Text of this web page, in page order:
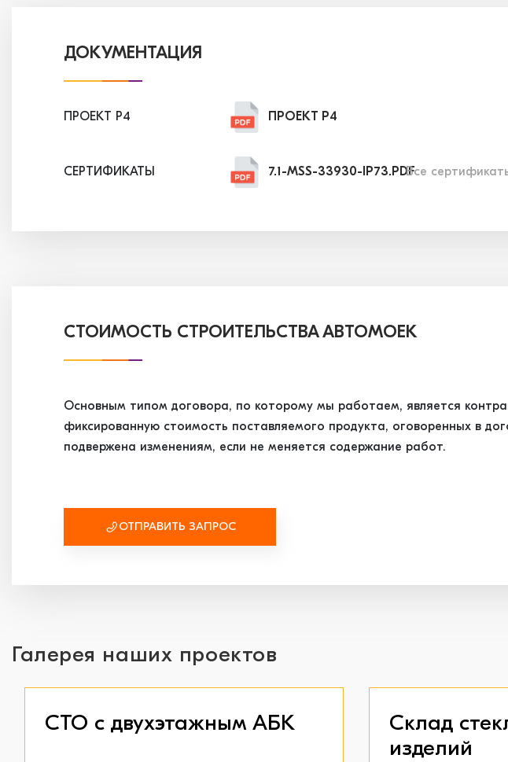
ДОКУМЕНТАЦИЯ
ПРОЕКТ P4 ПРОЕКТ P4
СЕРТИФИКАТЫ 7.1-MSS-33930-IP73.PDF
7.6-MSS-35248-IP83.PDF
Все
СТОИМОСТЬ СТРОИТЕЛЬСТВА АВТОМОЕК
Основным типом договора, по которому мы работаем, является
фиксированную стоимость поставляемого продукта, оговоренных в
подвержена изменениям, если не меняется содержание работ.
ОТПРАВИТЬ ЗАПРОС
Галерея наших проектов
СТО с двухэтажным АБК
Склад
изделий